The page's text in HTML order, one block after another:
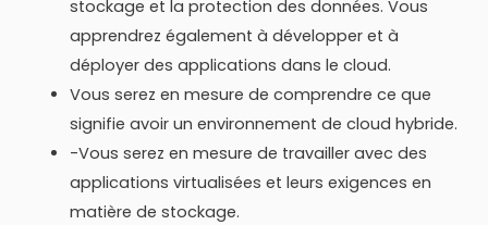
stockage et la protection des données. Vous
apprendrez également à développer et à
déployer des applications dans le cloud.
Vous serez en mesure de comprendre ce que
signifie avoir un environnement de cloud hybride.
-Vous serez en mesure de travailler avec des
applications virtualisées et leurs exigences en
matière de stockage.